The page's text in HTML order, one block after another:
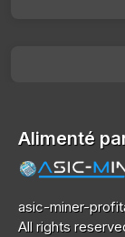
Alimenté
asic-miner-
All rights